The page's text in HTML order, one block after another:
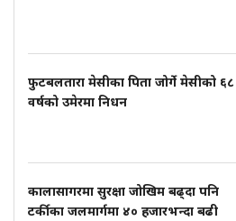
फुटबलतारा मेसीका पिता जोर्गे मेसीको ६८
वर्षको उमेरमा निधन
कालासागरमा सुरक्षा जोखिम बढ्दा पनि
टर्कीका जलमार्गमा ४० हजारभन्दा बढी